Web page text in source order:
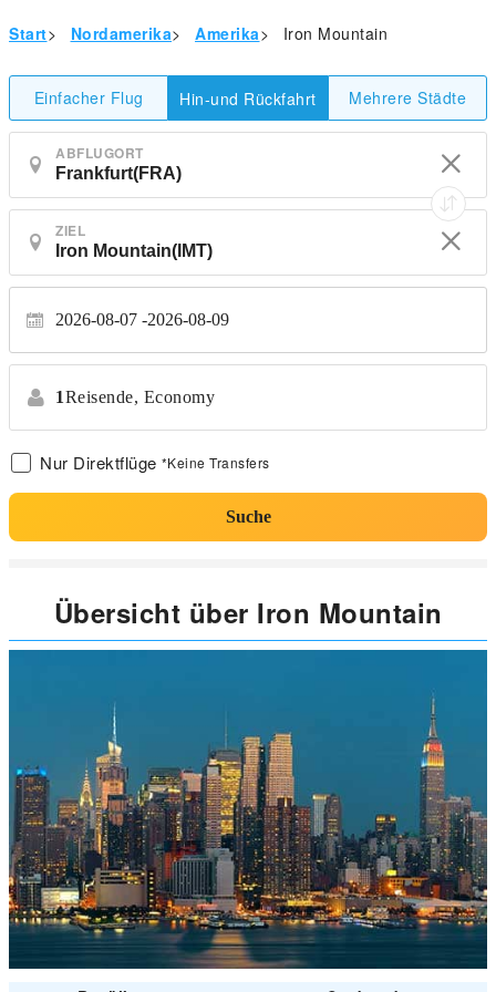
Start> Nordamerika> Amerika> Iron Mountain
Einfacher Flug Hin-und Rückfahrt Mehrere Städte
ABFLUGORT
ZIEL
2026-08-07 2026-08-09
1Reisende, Economy
Nur Direktflüge *Keine Transfers
Suche
Übersicht über Iron Mountain